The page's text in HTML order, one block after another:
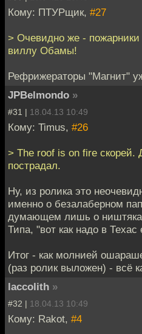
Кому: ПТУРщик, #27
> Очевидно же -
виллу Обамы!
Рефрижераторы "Магнит"
JPBelmondo »
#31 | 18.04.13 10:49
Кому: Timus, #26
> The roof is on fire скорей.
пострадал.
Ну, из ролика это
именно о безалаберном
думающем лишь о
Типа, "вот как надо в
Итог - как молнией
(раз ролик выложен) - всё
laccolith »
#32 | 18.04.13 10:49
Кому: Rakot, #4